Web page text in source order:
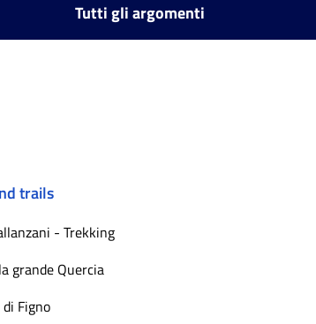
Tutti gli argomenti
trails
- Trekking
grande Quercia
Figno